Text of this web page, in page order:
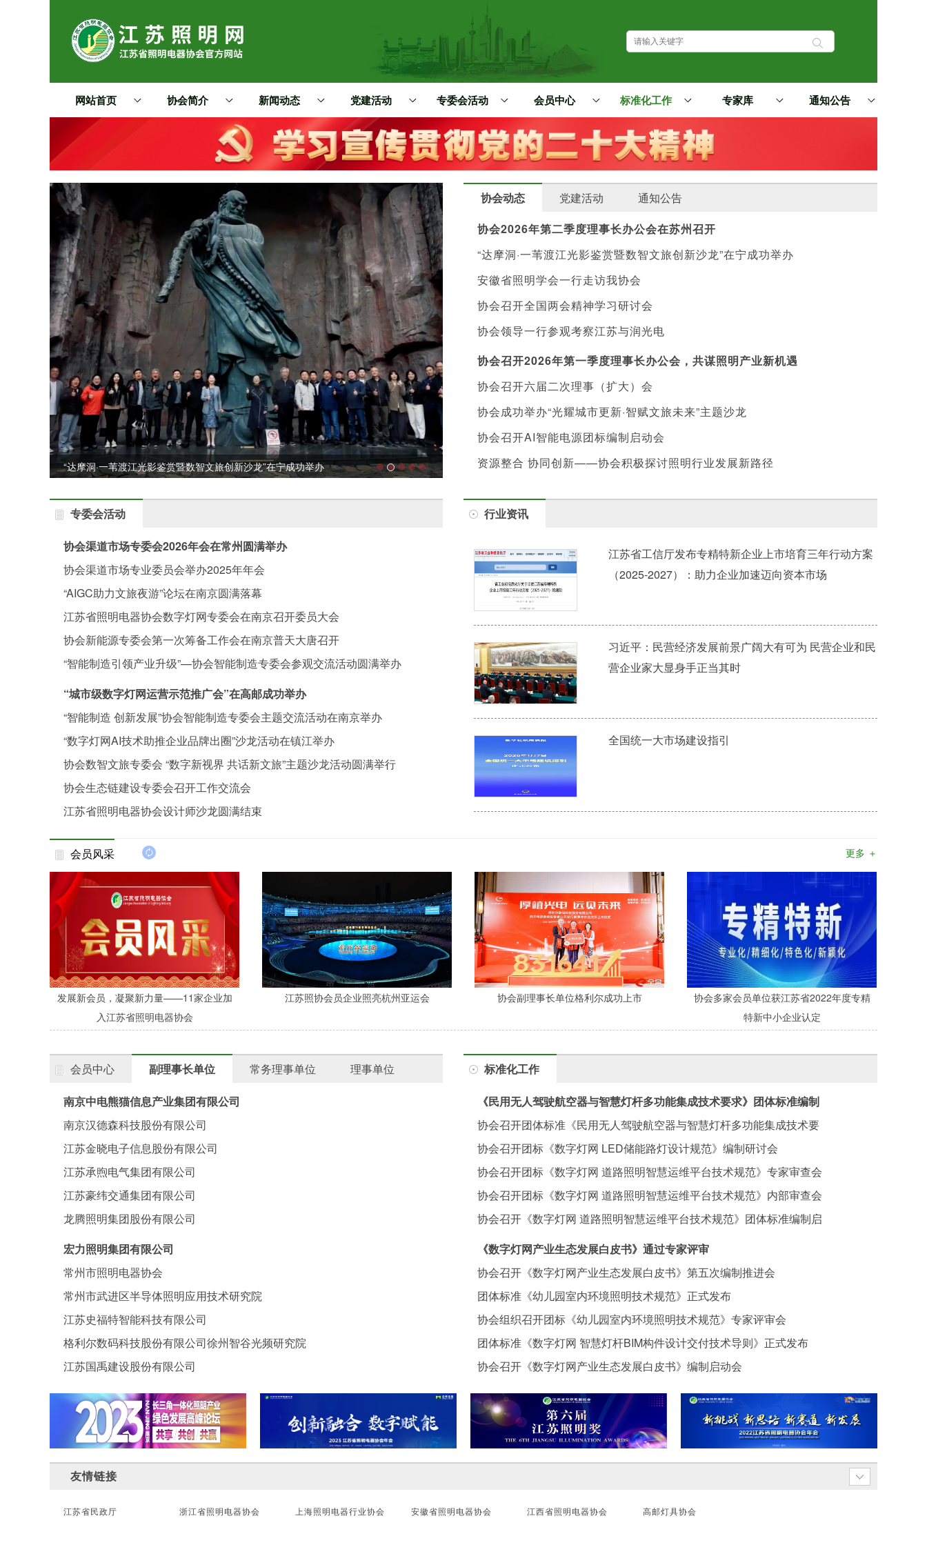
网站首页 协会简介 新闻动态 党建活动 专委会活动 会员中心 标准化工作 专家库 通知公告
“达摩洞·一苇渡江光影鉴赏暨数智文旅创新沙龙”在宁成功举办 协会召开全国两会精神学习研讨会
协会动态 党建活动
通知公告
协会2026年第二季度理事长办公会在苏州召开
“达摩洞·一苇渡江光影鉴赏暨数智文旅创新沙龙”在宁成功举办
安徽省照明学会一行走访我协会
协会召开全国两会精神学习研讨会
协会领导一行参观考察江苏与润光电
协会召开2026年第一季度理事长办公会，共谋照明产业新机遇
协会召开六届二次理事（扩大）会
协会成功举办“光耀城市更新·智赋文旅未来”主题沙龙
协会召开AI智能电源团标编制启动会
资源整合 协同创新——协会积极探讨照明行业发展新路径
专委会活动
协会渠道市场专委会2026年会在常州圆满举办
协会渠道市场专业委员会举办2025年年会
“AIGC助力文旅夜游”论坛在南京圆满落幕
江苏省照明电器协会数字灯网专委会在南京召开委员大会
协会新能源专委会第一次筹备工作会在南京普天大唐召开
“智能制造引领产业升级”—协会智能制造专委会参观交流活动圆满举办
“城市级数字灯网运营示范推广会”在高邮成功举办
“智能制造 创新发展”协会智能制造专委会主题交流活动在南京举办
“数字灯网AI技术助推企业品牌出圈”沙龙活动在镇江举办
协会数智文旅专委会 “数字新视界 共话新文旅”主题沙龙活动圆满举行
协会生态链建设专委会召开工作交流会
江苏省照明电器协会设计师沙龙圆满结束
行业资讯
江苏省工信厅发布专精特新企业上市培育三年行动方案
（2025-2027）：助力企业加速迈向资本市场
习近平：民营经济发展前景广阔大有可为 民营企业和民
营企业家大显身手正当其时
全国统一大市场建设指引
会员风采 更多 ＋
发展新会员，凝聚新力量——11家企业加
入江苏省照明电器协会
江苏照协会员企业照亮杭州亚运会 协会副理事长单位格利尔成功上市
协会多家会员单位获江苏省2022年度专精
特新中小企业认定
会员中心 副理事长单位 常务理事单位 理事单位
南京中电熊猫信息产业集团有限公司
南京汉德森科技股份有限公司
江苏金晓电子信息股份有限公司
江苏承煦电气集团有限公司
江苏豪纬交通集团有限公司
龙腾照明集团股份有限公司
宏力照明集团有限公司
常州市照明电器协会
常州市武进区半导体照明应用技术研究院
江苏史福特智能科技有限公司
格利尔数码科技股份有限公司徐州智谷光频研究院
江苏国禹建设股份有限公司
标准化工作
《民用无人驾驶航空器与智慧灯杆多功能集成技术要求》团体标准编制
组第二次工作会议在南京召开
协会召开团体标准《民用无人驾驶航空器与智慧灯杆多功能集成技术要
求》编制启动会
协会召开团标《数字灯网 LED储能路灯设计规范》编制研讨会
协会召开团标《数字灯网 道路照明智慧运维平台技术规范》专家审查会
协会召开团标《数字灯网 道路照明智慧运维平台技术规范》内部审查会
协会召开《数字灯网 道路照明智慧运维平台技术规范》团体标准编制启
动会
《数字灯网产业生态发展白皮书》通过专家评审
协会召开《数字灯网产业生态发展白皮书》第五次编制推进会
团体标准《幼儿园室内环境照明技术规范》正式发布
协会组织召开团标《幼儿园室内环境照明技术规范》专家评审会
团体标准《数字灯网 智慧灯杆BIM构件设计交付技术导则》正式发布
协会召开《数字灯网产业生态发展白皮书》编制启动会
友情链接
江苏省民政厅 浙江省照明电器协会 上海照明电器行业协会 安徽省照明电器协会 江西省照明电器协会 高邮灯具协会